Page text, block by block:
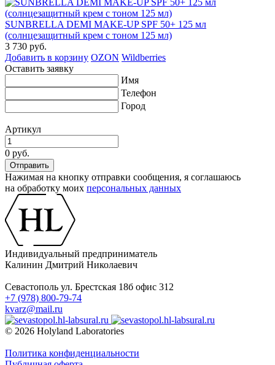
SUNBRELLA DEMI MAKE-UP SPF 50+ 125 мл
(солнцезащитный крем с тоном 125 мл)
3 730 руб.
Добавить в корзину OZON Wildberries
Оставить заявку
Имя
Телефон
Город
Артикул
0 руб.
Нажимая на кнопку отправки сообщения, я соглашаюсь
на обработку моих персональных данных
Индивидуальный предприниматель
Калинин Дмитрий Николаевич
Севастополь ул. Брестская 18б офис 312
+7 (978) 800-79-74
kvarz@mail.ru
© 2026 Holyland Laboratories
Политика конфиденциальности